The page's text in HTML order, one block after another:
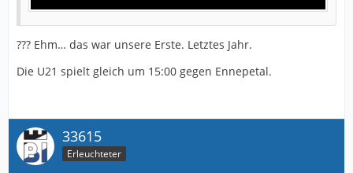
??? Ehm… das war unsere Erste. Letztes Jahr.
Die U21 spielt gleich um 15:00 gegen Ennepetal.
33615
Erleuchteter